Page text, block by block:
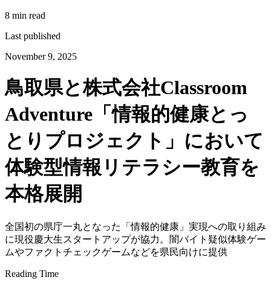
8 min read
Last published
November 9, 2025
鳥取県と株式会社Classroom
Adventure「情報的健康とっ
とりプロジェクト」において
体験型情報リテラシー教育を
本格展開
全国初の県庁一丸となった「情報的健康」実現への取り組み
に現役慶大生スタートアップが協力。闇バイト疑似体験ゲー
ムやファクトチェックゲームなどを県民向けに提供
Reading Time